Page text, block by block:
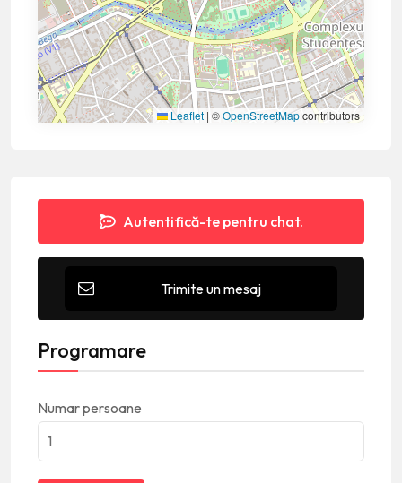
Leaflet | ©OpenStreetMapcontributors
Autentifică-te pentru chat.
Trimite un mesaj
Programare
Numar persoane